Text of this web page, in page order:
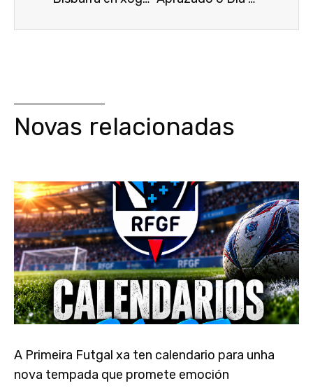
Novas relacionadas
A Primeira Futgal xa ten calendario para unha
nova tempada que promete emoción